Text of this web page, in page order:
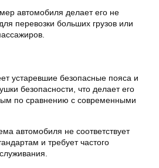
автомобиля делает его не
перевозки больших грузов или
устаревшие безопасные пояса и
безопасности, что делает его
по сравнению с современными
автомобиля не соответствует
и требует частого